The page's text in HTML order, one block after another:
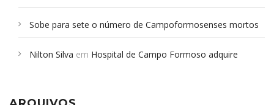
Sobe para sete o número de Campoformosenses mortos
Campoformosenses que morreram em desabamentos são
Nilton Silva em Hospital de Campo Formoso adquire